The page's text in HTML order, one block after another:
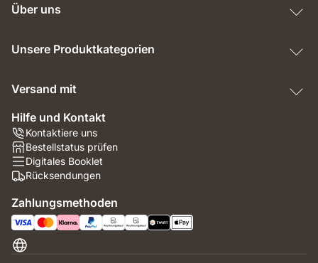
Über uns
Unsere Produktkategorien
Versand mit
Hilfe und Kontakt
Kontaktiere uns
Bestellstatus prüfen
Digitales Booklet
Rücksendungen
Zahlungsmethoden